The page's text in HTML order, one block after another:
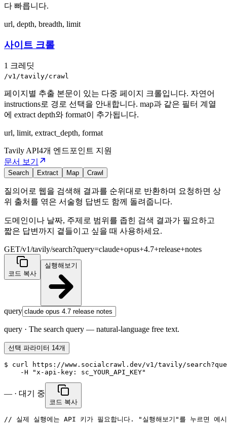
다 빠릅니다.
url, depth, breadth, limit
사이트 크롤
1 크레딧
/v1/tavily/crawl
페이지별 추출 본문이 있는 다중 페이지 크롤입니다. 자연어
instructions로 경로 선택을 안내합니다. map과 같은 필터 계열
에 extract depth와 format이 추가됩니다.
url, limit, extract_depth, format
Tavily API4개 엔드포인트 지원
문서 보기
Search Extract Map Crawl
질의어로 웹을 검색해 결과를 순위대로 반환하며 요청하면 상
위 출처를 엮은 서술형 답변도 함께 돌려줍니다.
도메인이나 날짜, 주제로 범위를 좁힌 검색 결과가 필요하고
짧은 답변까지 곁들이고 싶을 때 사용하세요.
GET/v1/tavily/search?query=claude+opus+4.7+release+notes
코드 복사
실행해보기
query
query · The search query — natural-language free text.
선택 파라미터 14개
$ curl https://www.socialcrawl.dev/v1/tavily/
    -H "x-api-key: sc_YOUR_API_KEY"
— · 대기 중
코드 복사
// 실제 실행에는 API 키가 필요합니다. "실행해보기"를 누르면 예시